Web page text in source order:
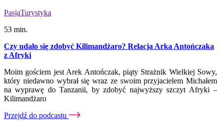
PasjaTurystyka
53 min.
Czy udało się zdobyć Kilimandżaro? Relacja Arka Antończaka
z Afryki
Moim gościem jest Arek Antończak, piąty Strażnik Wielkiej Sowy,
który niedawno wybrał się wraz ze swoim przyjacielem Michałem
na wyprawę do Tanzanii, by zdobyć najwyższy szczyt Afryki –
Kilimandżaro
Przejdź do podcastu